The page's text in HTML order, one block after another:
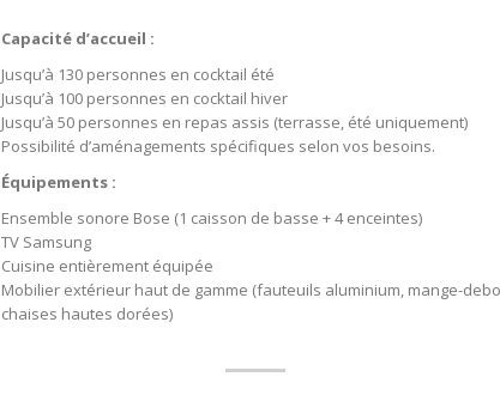
Capacité d’accueil :
Jusqu’à 130 personnes en cocktail été
Jusqu’à 100 personnes en cocktail hiver
Jusqu’à 50 personnes en repas assis (terrasse, été uniquement)
Possibilité d’aménagements spécifiques selon vos besoins.
Équipements :
Ensemble sonore Bose (1 caisson de basse + 4 enceintes)
TV Samsung
Cuisine entièrement équipée
Mobilier extérieur haut de gamme (fauteuils aluminium, mange-
chaises hautes dorées)